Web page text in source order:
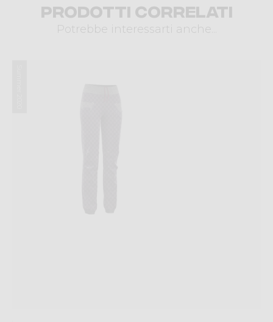
Prodotti correlati
Potrebbe interessarti anche...